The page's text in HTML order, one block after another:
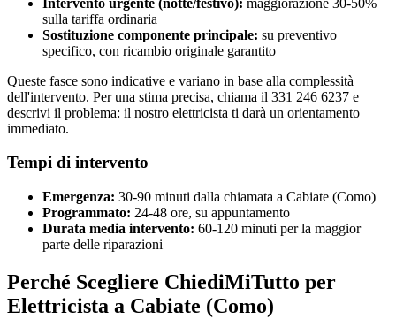
sulla tariffa ordinaria
Sostituzione componente principale: su preventivo
specifico, con ricambio originale garantito
Queste fasce sono indicative e variano in base alla complessità
dell'intervento. Per una stima precisa, chiama il 331 246 6237 e
descrivi il problema: il nostro elettricista ti darà un orientamento
immediato.
Tempi di intervento
Emergenza: 30-90 minuti dalla chiamata a Cabiate (Como)
Programmato: 24-48 ore, su appuntamento
Durata media intervento: 60-120 minuti per la maggior
parte delle riparazioni
Perché Scegliere ChiediMiTutto per
Elettricista a Cabiate (Como)